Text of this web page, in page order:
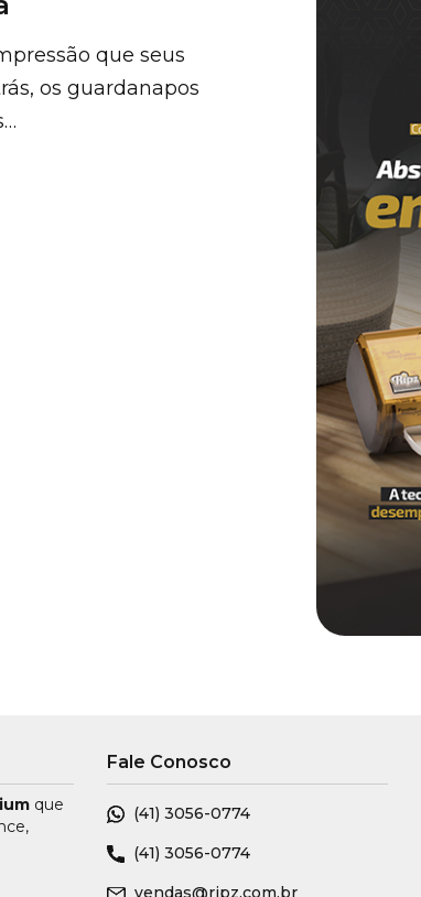
que seus
os guardanapos
que
Fale Conosco
(41) 3056-0774
(41) 3056-0774
vendas@ripz.com.br